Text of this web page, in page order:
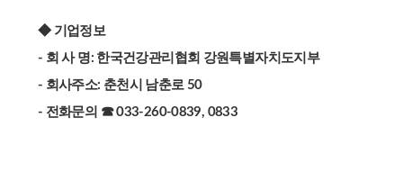
◆ 기업정보
- 회 사 명: 한국건강관리협회 강원특별자치도지부
- 회사주소: 춘천시 남춘로 50
- 전화문의 ☎ 033-260-0839, 0833